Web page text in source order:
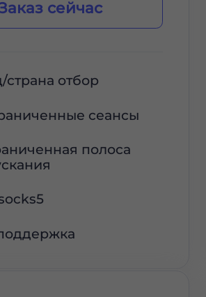
сейчас
страна отбор
сеансы
полоса